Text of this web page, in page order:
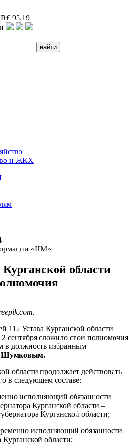
€ 93.19
и ЖКХ
«НМ»
области
112 Устава Курганской области
сентября сложило свои полномочия
в должность избранным
Шумковым.
области продолжает действовать
в следующем составе:
исполняющий обязанности
Курганской области –
Курганской области;
исполняющий обязанности
Курганской области;